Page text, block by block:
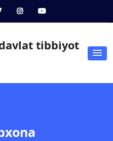
tibbiyot